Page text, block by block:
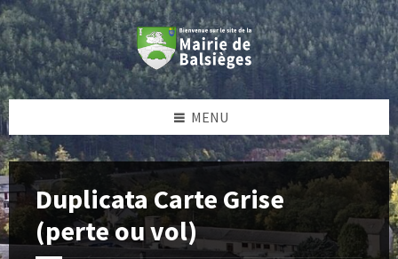
Skip
to
content
Skip
to
left
sidebar
Skip
to
right
sidebar
Skip
to
footer
MENU
Duplicata Carte Grise
(perte ou vol)